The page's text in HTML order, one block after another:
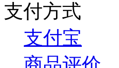
支付方式
支付宝